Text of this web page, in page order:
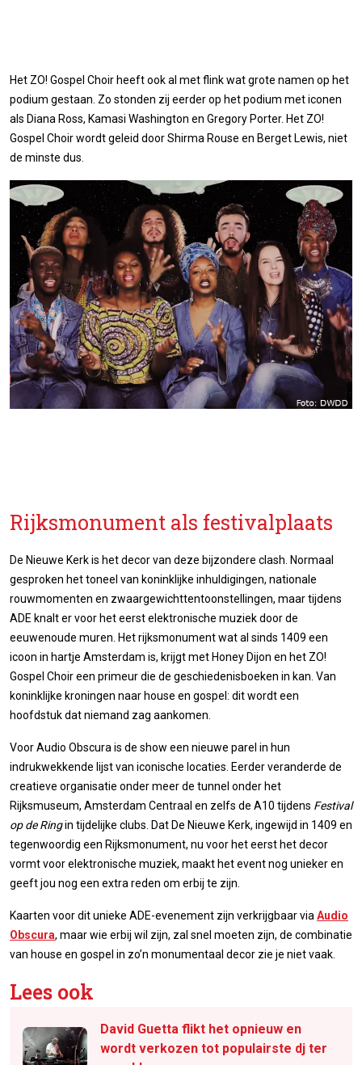
Het ZO! Gospel Choir heeft ook al met flink wat grote namen op het
podium gestaan. Zo stonden zij eerder op het podium met iconen
als Diana Ross, Kamasi Washington en Gregory Porter. Het ZO!
Gospel Choir wordt geleid door Shirma Rouse en Berget Lewis, niet
de minste dus.
Rijksmonument als festivalplaats
De Nieuwe Kerk is het decor van deze bijzondere clash. Normaal
gesproken het toneel van koninklijke inhuldigingen, nationale
rouwmomenten en zwaargewichttentoonstellingen, maar tijdens
ADE knalt er voor het eerst elektronische muziek door de
eeuwenoude muren. Het rijksmonument wat al sinds 1409 een
icoon in hartje Amsterdam is, krijgt met Honey Dijon en het ZO!
Gospel Choir een primeur die de geschiedenisboeken in kan. Van
koninklijke kroningen naar house en gospel: dit wordt een
hoofdstuk dat niemand zag aankomen.
Voor Audio Obscura is de show een nieuwe parel in hun
indrukwekkende lijst van iconische locaties. Eerder veranderde de
creatieve organisatie onder meer de tunnel onder het
Rijksmuseum, Amsterdam Centraal en zelfs de A10 tijdens Festival
op de Ringin tijdelijke clubs. Dat De Nieuwe Kerk, ingewijd in 1409 en
tegenwoordig een Rijksmonument, nu voor het eerst het decor
vormt voor elektronische muziek, maakt het event nog unieker en
geeft jou nog een extra reden om erbij te zijn.
Kaarten voor dit unieke ADE-evenement zijn verkrijgbaar via Audio
Obscura, maar wie erbij wil zijn, zal snel moeten zijn, de combinatie
van house en gospel in zo’n monumentaal decor zie je niet vaak.
Lees ook
David Guetta flikt het opnieuw en
wordt verkozen tot populairste dj ter